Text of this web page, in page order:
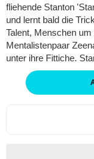
fliehende Stanton
und lernt bald die
Talent, Menschen
Mentalistenpaar
unter ihre Fittiche.